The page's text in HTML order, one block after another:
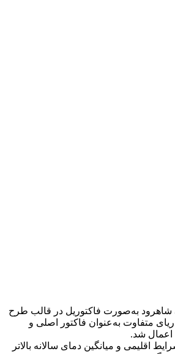
شهرستان شاهرود به‌‌‌صورت فاکتوریل در قالب طرح
متفاوت به‌عنوان فاکتور اصلی و
اقلیمی و میانگین دمای سالانه بالاتر